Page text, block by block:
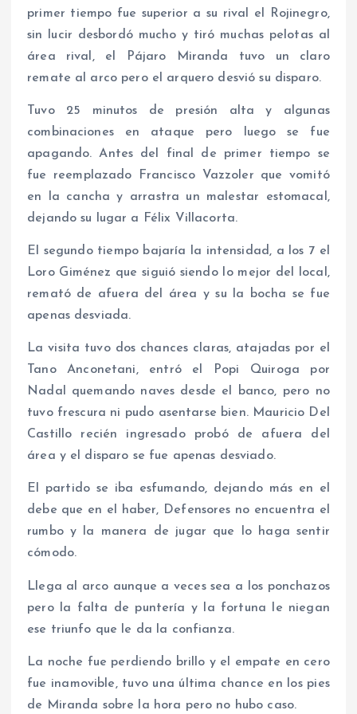
primer tiempo fue superior a su rival el Rojinegro,
sin lucir desbordó mucho y tiró muchas pelotas al
área rival, el Pájaro Miranda tuvo un claro
remate al arco pero el arquero desvió su disparo.
Tuvo 25 minutos de presión alta y algunas
combinaciones en ataque pero luego se fue
apagando. Antes del final de primer tiempo se
fue reemplazado Francisco Vazzoler que vomitó
en la cancha y arrastra un malestar estomacal,
dejando su lugar a Félix Villacorta.
El segundo tiempo bajaría la intensidad, a los 7 el
Loro Giménez que siguió siendo lo mejor del local,
remató de afuera del área y su la bocha se fue
apenas desviada.
La visita tuvo dos chances claras, atajadas por el
Tano Anconetani, entró el Popi Quiroga por
Nadal quemando naves desde el banco, pero no
tuvo frescura ni pudo asentarse bien. Mauricio Del
Castillo recién ingresado probó de afuera del
área y el disparo se fue apenas desviado.
El partido se iba esfumando, dejando más en el
debe que en el haber, Defensores no encuentra el
rumbo y la manera de jugar que lo haga sentir
cómodo.
Llega al arco aunque a veces sea a los ponchazos
pero la falta de puntería y la fortuna le niegan
ese triunfo que le da la confianza.
La noche fue perdiendo brillo y el empate en cero
fue inamovible, tuvo una última chance en los pies
de Miranda sobre la hora pero no hubo caso.